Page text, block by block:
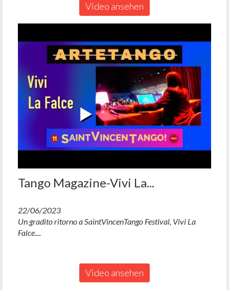
Video ansehen
Tango Magazine-Vivi La...
22/06/2023
Un gradito ritorno a SaintVincenTango Festival, Vivi La
Falce....
Video ansehen